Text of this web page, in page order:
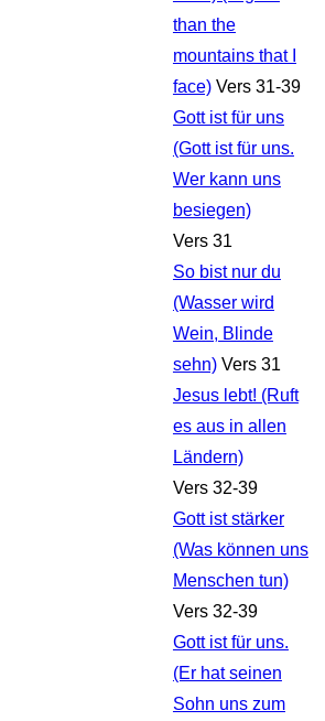
than the
mountains that I
face) Vers 31-39
Gott ist für uns
(Gott ist für uns.
Wer kann uns
besiegen)
Vers 31
So bist nur du
(Wasser wird
Wein, Blinde
sehn) Vers 31
Jesus lebt! (Ruft
es aus in allen
Ländern)
Vers 32-39
Gott ist stärker
(Was können uns
Menschen tun)
Vers 32-39
Gott ist für uns.
(Er hat seinen
Sohn uns zum